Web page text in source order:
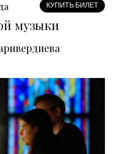
КУПИТЬ БИЛЕТ
музыки